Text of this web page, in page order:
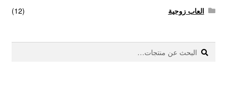
العاب زوجية
(12)
البحث
عن:
بحث